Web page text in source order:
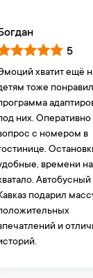
5
хватит ещё
тоже
них.
с номером в
времени
Автобусный
подарил
и